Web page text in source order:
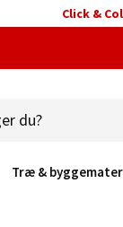
Click &
Træ &